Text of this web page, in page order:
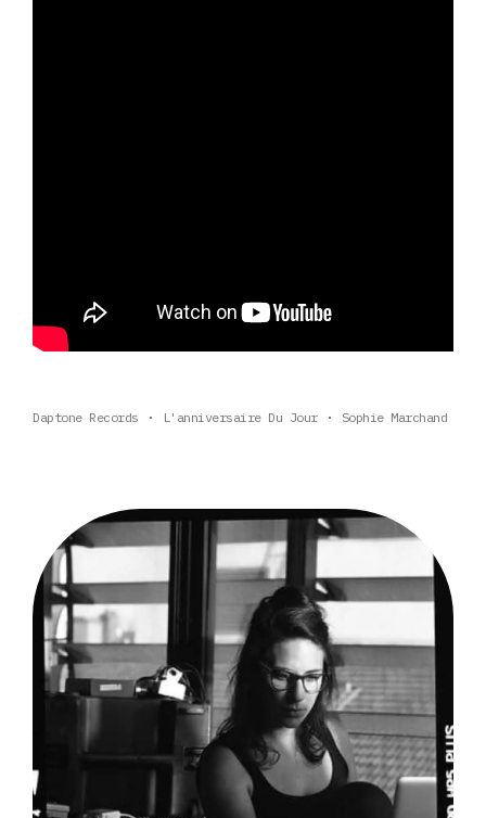
Daptone Records L'anniversaire Du Jour Sophie Marchand